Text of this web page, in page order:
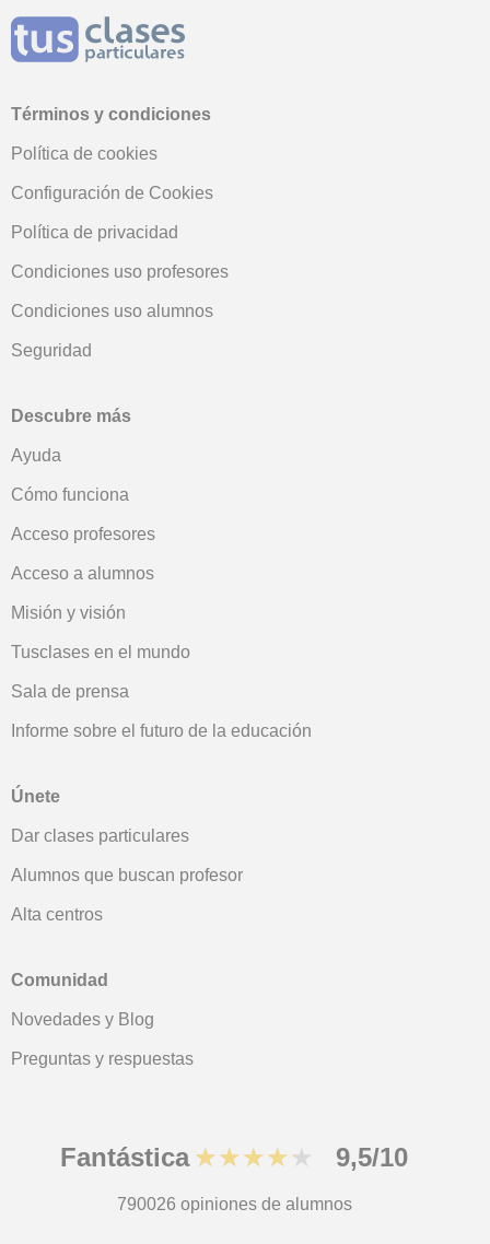
Términos y condiciones
Política de cookies
Configuración de Cookies
Política de privacidad
Condiciones uso profesores
Condiciones uso alumnos
Seguridad
Descubre más
Ayuda
Cómo funciona
Acceso profesores
Acceso a alumnos
Misión y visión
Tusclases en el mundo
Sala de prensa
Informe sobre el futuro de la educación
Únete
Dar clases particulares
Alumnos que buscan profesor
Alta centros
Comunidad
Novedades y Blog
Preguntas y respuestas
Fantástica ★★★★★ 9,5/10
790026 opiniones de alumnos